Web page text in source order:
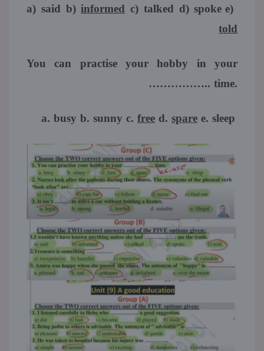
a) said b)informed c) talked d) spoke e)
told
You can practise your hobby in your
…………….. time.
a. busy b. sunny c.freed.sparee. sleep